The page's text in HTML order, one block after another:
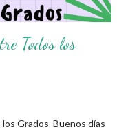
Todos los
Grados Buenos días